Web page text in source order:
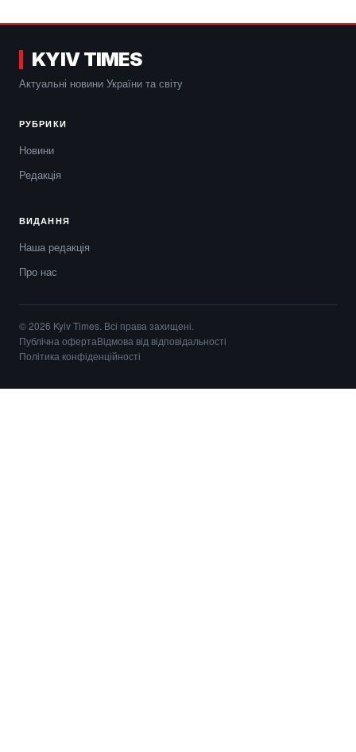
KYIV TIMES
Актуальні новини України та світу
РУБРИКИ
Новини
Редакція
ВИДАННЯ
Наша редакція
Про нас
© 2026 Kyiv Times. Всі права захищені.
Публічна офертаВідмова від відповідальності
Політика конфіденційності